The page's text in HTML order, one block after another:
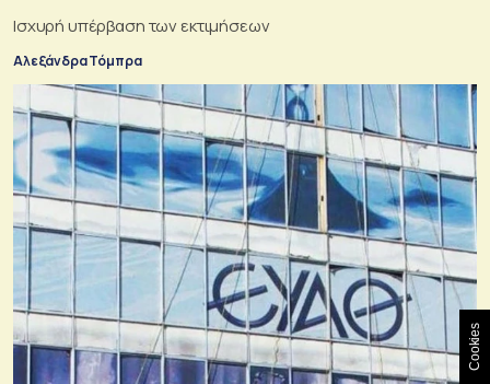
Ισχυρή υπέρβαση των εκτιμήσεων
Αλεξάνδρα Τόμπρα
Cookies